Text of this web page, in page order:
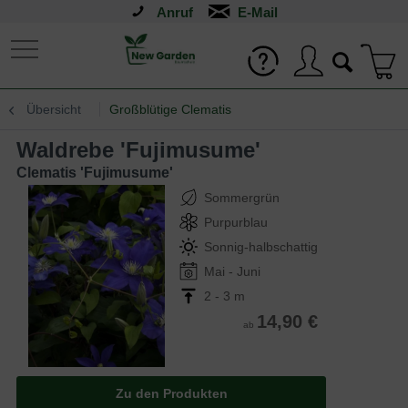
Anruf
Übersicht Großblütige Clematis
Waldrebe 'Fujimusume'
Clematis 'Fujimusume'
Sommergrün
Purpurblau
Sonnig-halbschattig
Mai - Juni
2 - 3 m
ab 14,90 €
Zu den Produkten